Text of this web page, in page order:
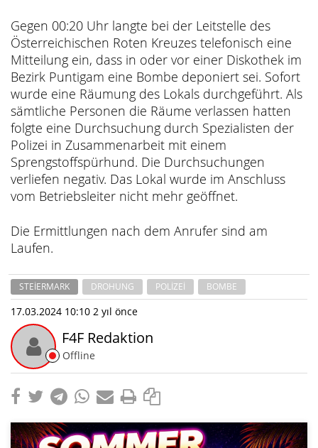
Gegen 00:20 Uhr langte bei der Leitstelle des
Österreichischen Roten Kreuzes telefonisch eine
Mitteilung ein, dass in oder vor einer Diskothek im
Bezirk Puntigam eine Bombe deponiert sei. Sofort
wurde eine Räumung des Lokals durchgeführt. Als
sämtliche Personen die Räume verlassen hatten
folgte eine Durchsuchung durch Spezialisten der
Polizei in Zusammenarbeit mit einem
Sprengstoffspürhund. Die Durchsuchungen
verliefen negativ. Das Lokal wurde im Anschluss
vom Betriebsleiter nicht mehr geöffnet.
Die Ermittlungen nach dem Anrufer sind am
Laufen.
STEIERMARK DROHUNG POLIZEI BOMBE
Offline
F4F Redaktion
17.03.2024 10:10 2 yıl önce